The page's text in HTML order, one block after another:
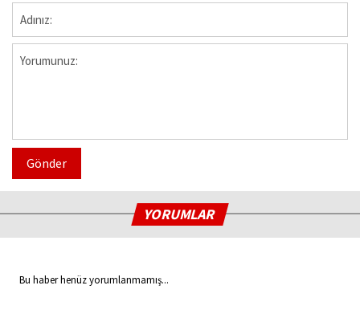
Gönder
YORUMLAR
Bu haber henüz yorumlanmamış...